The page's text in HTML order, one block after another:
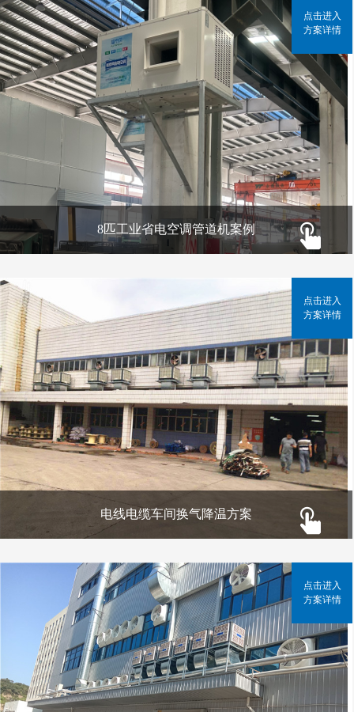
8匹工业省电空调管道机案例
点击进入
方案详情
电线电缆车间换气降温方案
点击进入
方案详情
点击进入
方案详情